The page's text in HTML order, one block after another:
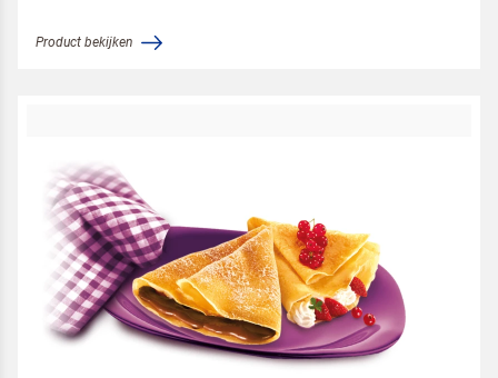
Product bekijken